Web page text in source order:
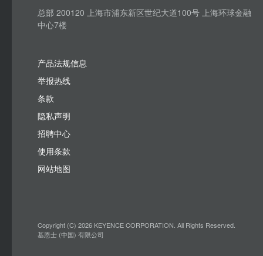
总部 200120 上海市浦东新区世纪大道100号 上海环球金融
中心7楼
产品法规信息
举报热线
条款
隐私声明
招聘中心
使用条款
网站地图
Copyright (C) 2026 KEYENCE CORPORATION. All Rights Reserved.
基恩士 (中国) 有限公司